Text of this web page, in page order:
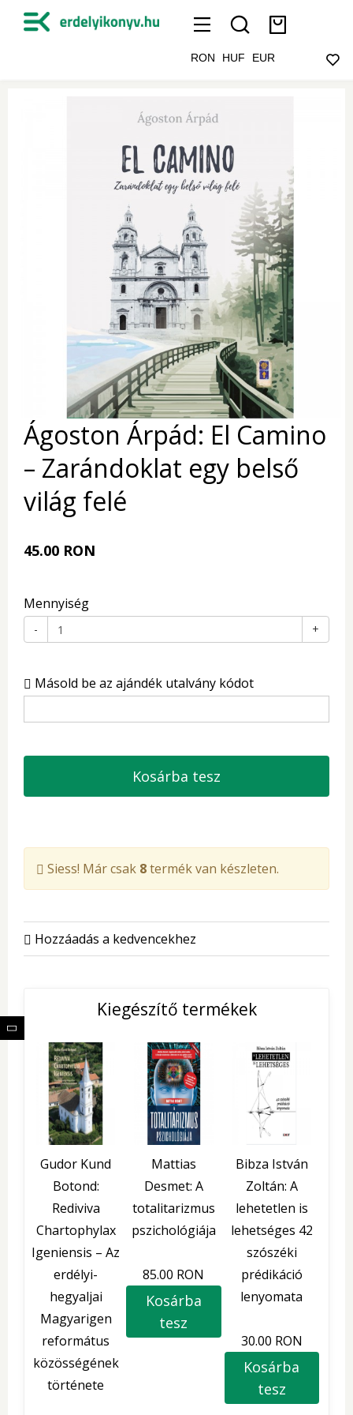
RON HUF EUR
Ágoston Árpád: El Camino
– Zarándoklat egy belső
világ felé
45.00 RON
Mennyiség
- +
Másold be az ajándék utalvány kódot
Kosárba tesz
Siess! Már csak 8termék van készleten.
Hozzáadás a kedvencekhez
Kiegészítő termékek
Gudor Kund
Botond:
Rediviva
Chartophylax
Igeniensis – Az
erdélyi-
hegyaljai
Magyarigen
református
közösségének
története
Mattias
Desmet: A
totalitarizmus
pszichológiája
85.00 RON
Kosárba
tesz
Bibza István
Zoltán: A
lehetetlen is
lehetséges 42
szószéki
prédikáció
lenyomata
30.00 RON
Kosárba
tesz